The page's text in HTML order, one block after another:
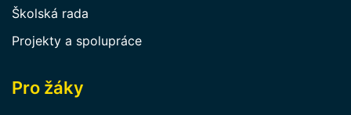
Školská rada
Projekty a spolupráce
Pro žáky